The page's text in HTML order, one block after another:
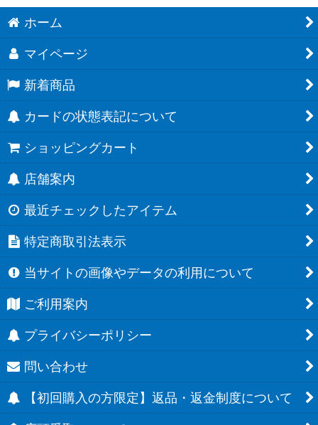
ホーム
マイページ
新着商品
カードの状態表記について
ショッピングカート
店舗案内
最近チェックしたアイテム
特定商取引法表示
当サイトの画像やデータの利用について
ご利用案内
プライバシーポリシー
問い合わせ
【初回購入の方限定】返品・返金制度について